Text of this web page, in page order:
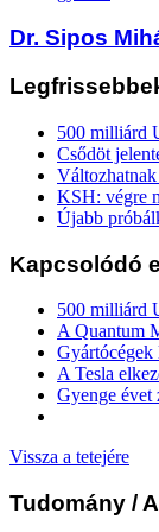
Dr. Sipos
500 milliárd
Csődöt
KSH: végre
Újabb
Kapcsolódó
500 milliárd
A Quantum
Gyártócégek
A Tesla
Gyenge évet
Vissza a tetejére
Tudomány /